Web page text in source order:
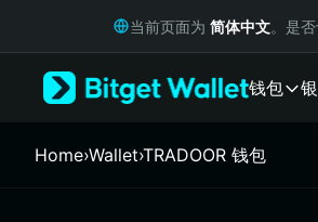
Русский
Italiano
当前页面为 简体中文。是
钱包
Home›Wallet›TRADOOR 钱包